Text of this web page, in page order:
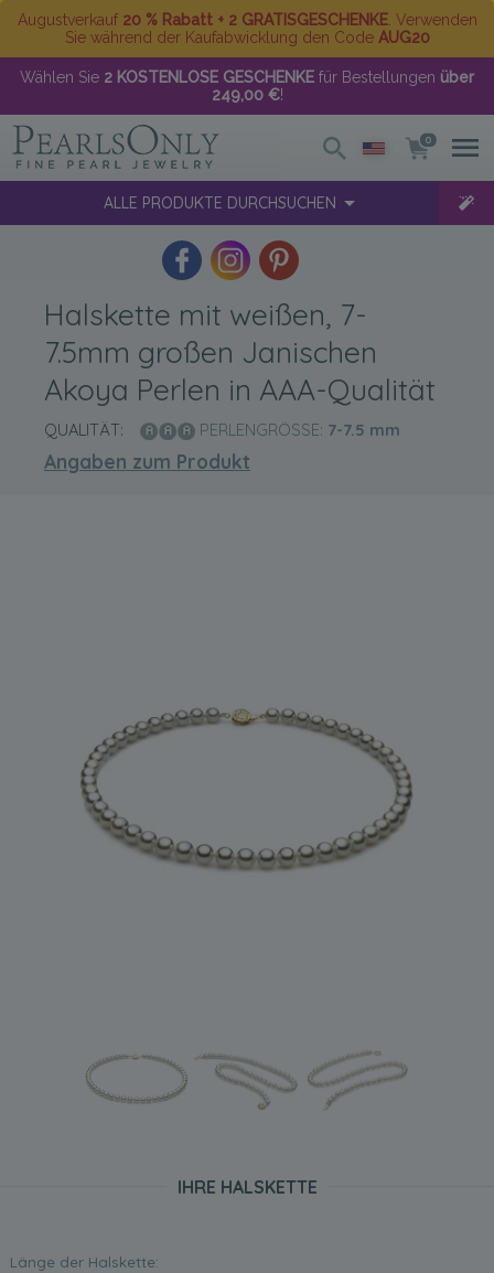
Augustverkauf 20 % Rabatt + 2 GRATISGESCHENKE. Verwenden
Sie während der Kaufabwicklung den Code AUG20
Wählen Sie 2 KOSTENLOSE GESCHENKE für Bestellungen über
249,00 €!
0
ALLE PRODUKTE DURCHSUCHEN
Halskette mit weißen, 7-
7.5mm großen Janischen
Akoya Perlen in AAA-Qualität
QUALITÄT: PERLENGRÖSSE: 7-7.5 mm
Angaben zum Produkt
IHRE HALSKETTE
Länge der Halskette: